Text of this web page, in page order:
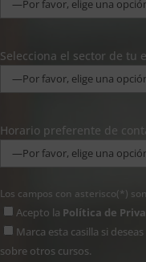
Selecciona el sector de tu
Horario preferente de
Los campos con asterisco(*)
Acepto la Política de
Marca esta casilla si
sobre otros cursos.